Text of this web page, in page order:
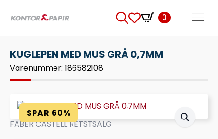
0
KUGLEPEN MED MUS GRÅ 0,7MM
Varenummer: 186582108
SPAR 60%
FABER CASTELL RETSTSALG